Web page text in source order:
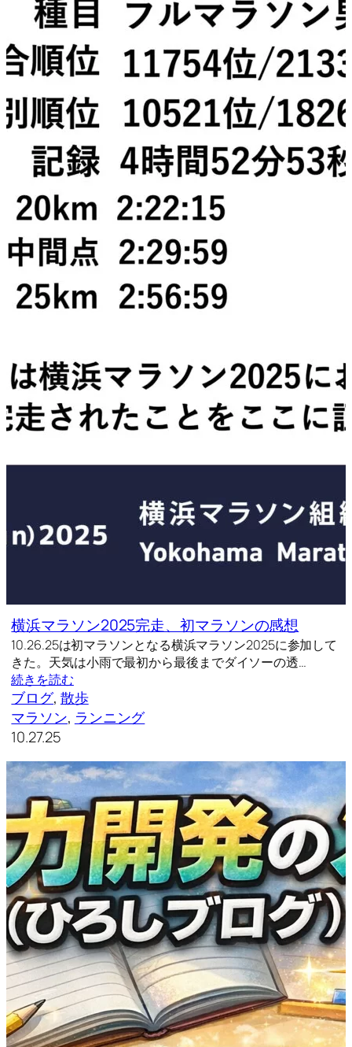
横浜マラソン2025完走、初マラソンの感想
10.26.25は初マラソンとなる横浜マラソン2025に参加して
きた。天気は小雨で最初から最後までダイソーの透…
続きを読む
ブログ, 散歩
マラソン, ランニング
10.27.25